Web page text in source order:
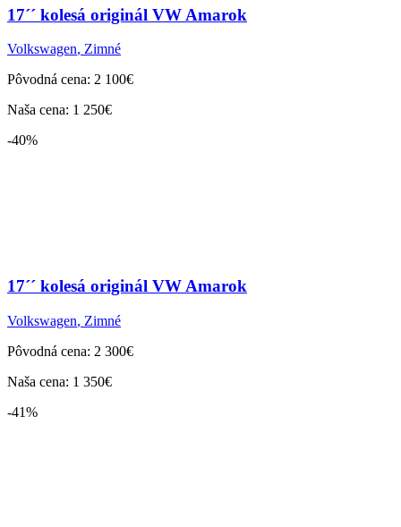
17´´ kolesá originál VW Amarok
Volkswagen, Zimné
Pôvodná cena: 2 100€
Naša cena: 1 250€
-40%
17´´ kolesá originál VW Amarok
Volkswagen, Zimné
Pôvodná cena: 2 300€
Naša cena: 1 350€
-41%